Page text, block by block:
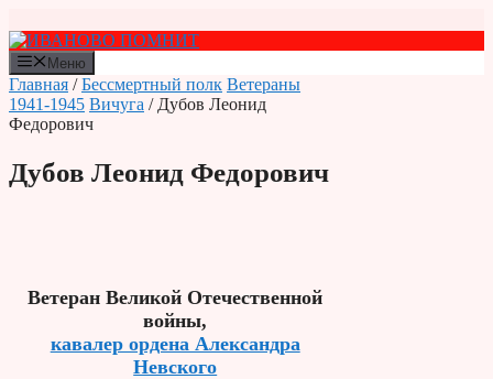
к
содержимому
Меню
Главная /Бессмертный полк Ветераны
1941-1945 Вичуга / Дубов Леонид
Федорович
Дубов Леонид Федорович
Ветеран Великой Отечественной
войны,
кавалер ордена Александра
Невского